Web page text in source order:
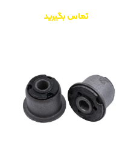
تماس بگیرید